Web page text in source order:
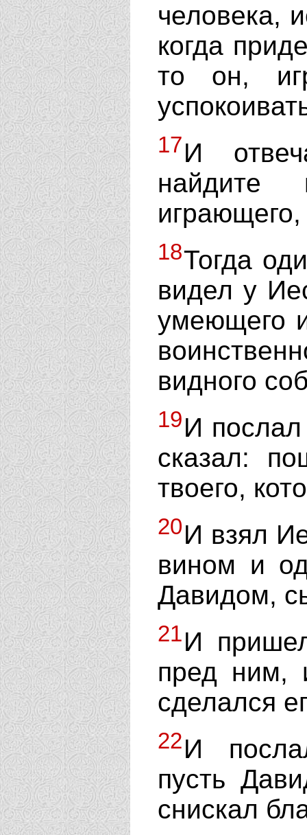
человека,
когда
то он,
17И
найдите
играющего,
18Тогда
видел у
умеющего
видного
19И
сказал:
твоего,
20И взял
вином и
Давидом,
21И
пред ним,
сделался
22И
пусть
снискал